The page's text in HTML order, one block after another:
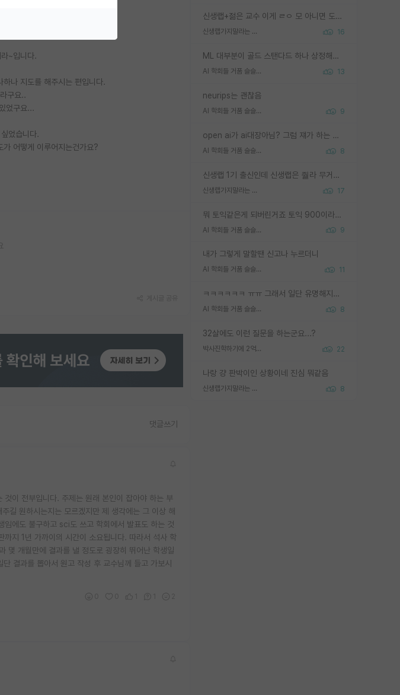
신생랩+젊은 교수 이게 ㄹㅇ 모 아니면 도인듯.
신생랩가지말라는 이유가 있었구나 16
ML 대부분이 골드 스탠다드 하나 상정해놓고 (벤치마크 데이터셋이 여러 개면 여러 개 상정) 그거 얼마나 잘 맞추나 싸움임 가끔 번뜩이는 설계 철학을 보여주는 논문들도 있지만 대부분 그거 성적 얼마나 더 올리느라에 혈안이 되어 있는 측면이 잇음
AI 학회들 거품 슬슬 지적이 나오네요 13
neurips는 괜찮음
AI 학회들 거품 슬슬 지적이 나오네요 9
open ai가 ai대장아님? 그럼 쟤가 하는 말이 다 맞겠네
AI 학회들 거품 슬슬 지적이 나오네요 8
신생랩 1기 출신인데 신생랩은 줠라 무거운 바벨 같은거임. 들면 대박인데 못들면 깔려 죽음. 아무도 알려주지 않는 환경에서 자생해야하지만, 일단 살아남았다면 그 어떤 사람보다 악착같고 생존력 높은 사람으로 거듭날 수 있음
신생랩가지말라는 이유가 있었구나 17
뭐 토익같은게 되버린거죠 토익 900이라고 영어잘하는건 아닙니다만 잘하는사람은 다 900을 넘는 그런
AI 학회들 거품 슬슬 지적이 나오네요 9
내가 그렇게 말할땐 신고나 누르더니
AI 학회들 거품 슬슬 지적이 나오네요 11
ㅋㅋㅋㅋㅋㅋ ㅠㅠ 그래서 일단 유명해지는게 중요한거같습니다
AI 학회들 거품 슬슬 지적이 나오네요 8
32살에도 이런 질문을 하는군요...?
박사진학하기에 2억은 괜찮은 (?) 정도의 경제력인가요 22
나랑 걍 판박이인 상황이네 진심 뭐같음
신생랩가지말라는 이유가 있었구나 8
같습니다.
~입니다.
나 지도를 해주시는 편입니다.
구요..
었구요...
었습니다.
어떻게 이루어지는건가요?
댓글쓰기
이 전부입니다. 주제는 원래 본인이 잡아야 하는 부
길 원하시는지는 모르겠지만 제 생각에는 그 이상 해
임에도 불구하고 sci도 쓰고 학회에서 발표도 하는 것
지 1년 가까이의 시간이 소요됩니다. 따라서 석사 학
몇 개월만에 결과를 낼 정도로 굉장히 뛰어난 학생일
결과를 뽑아서 원고 작성 후 교수님께 들고 가보시